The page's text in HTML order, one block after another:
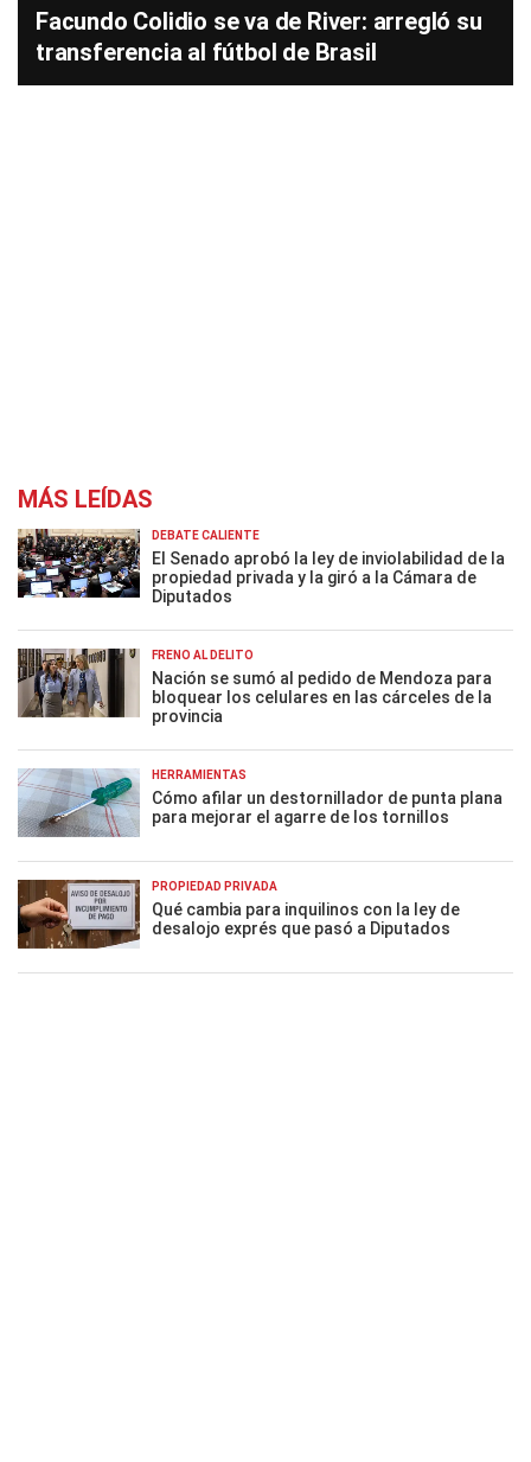
Facundo Colidio se va de River: arregló su
transferencia al fútbol de Brasil
MÁS LEÍDAS
DEBATE CALIENTE
El Senado aprobó la ley de inviolabilidad de la
propiedad privada y la giró a la Cámara de
Diputados
FRENO AL DELITO
Nación se sumó al pedido de Mendoza para
bloquear los celulares en las cárceles de la
provincia
HERRAMIENTAS
Cómo afilar un destornillador de punta plana
para mejorar el agarre de los tornillos
PROPIEDAD PRIVADA
Qué cambia para inquilinos con la ley de
desalojo exprés que pasó a Diputados